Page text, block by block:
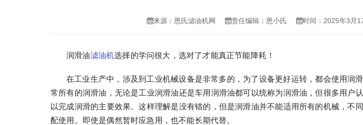
来源：恩氏滤油机网 责任编辑：恩小氏 时间：2025年3月
润滑油滤油机选择的学问很大，选对了才能真正节能降耗！
在工业生产中，涉及到工业机械设备是非常多的，为了设备更好运转，都会使用润
常所有的润滑油，无论是工业润滑油还是车用润滑油都可以统称为润滑油，但很多用户
以完成润滑的主要效果。这样理解是没有错的，但是润滑油并不能适用所有的机械，不
配使用。即使是偶然暂时应急用，也不能长期代替。